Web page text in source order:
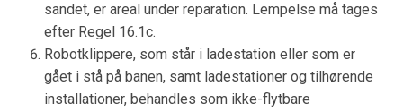
sandet, er areal under reparation. Lempelse må tages
efter Regel 16.1c.
Robotklippere, som står i ladestation eller som er
gået i stå på banen, samt ladestationer og tilhørende
installationer, behandles som ikke-flytbare